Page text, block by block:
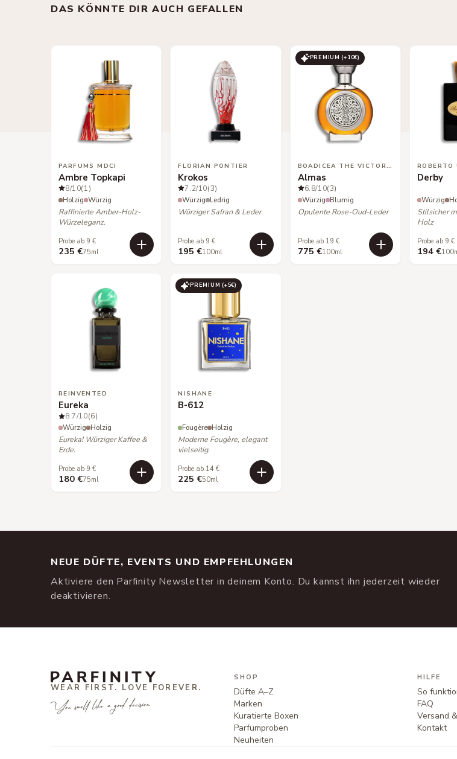
DAS KÖNNTE DIR AUCH GEFALLEN
PARFUMS MDCI
Ambre Topkapi
8/10(1)
Holzig Würzig
Raffinierte Amber-Holz-
Würzeleganz.
Probe ab 9 €
235 €75ml
FLORIAN PONTIER
Krokos
7.2/10(3)
Würzig Ledrig
Würziger Safran & Leder
Probe ab 9 €
195 €100ml
PREMIUM (+10€)
BOADICEA THE VICTORIOUS
Almas
6.8/10(3)
Würzig Blumig
Opulente Rose-Oud-Leder
Probe ab 19 €
775 €100ml
ROBERTO
Derby
Würzig
Stilsicher
Holz
Probe ab 9 €
194 €
REINVENTED
Eureka
8.7/10(6)
Würzig Holzig
Eureka! Würziger Kaffee &
Erde.
Probe ab 9 €
180 €75ml
PREMIUM (+5€)
NISHANE
B-612
Fougère Holzig
Moderne Fougère, elegant
vielseitig.
Probe ab 14 €
225 €50ml
NEUE DÜFTE, EVENTS UND EMPFEHLUNGEN
Aktiviere den Parfinity Newsletter in deinem Konto. Du kannst ihn jederzeit wieder
deaktivieren.
WEAR FIRST. LOVE FOREVER.
You smell like a good decision.
SHOP
Düfte A–Z
Marken
Kuratierte Boxen
Parfumproben
Neuheiten
HILFE
So
FAQ
Versand
Kontakt